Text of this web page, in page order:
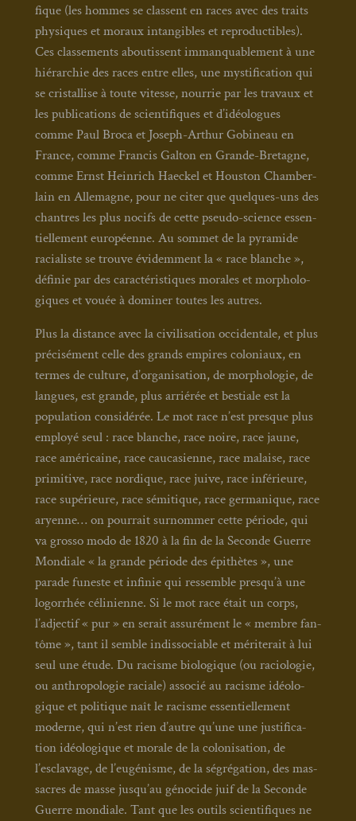
fique (les hommes se classent en races avec des traits
phy­siques et moraux intan­gibles et repro­duc­tibles).
Ces clas­se­ments abou­tissent imman­qua­ble­ment à une
hié­rar­chie des races entre elles, une mys­ti­fi­ca­tion qui
se cris­tal­lise à toute vitesse, nour­rie par les tra­vaux et
les publi­ca­tions de scien­ti­fiques et d’idéologues
comme Paul Bro­ca et Joseph-Arthur Gobi­neau en
France, comme Fran­cis Gal­ton en Grande-Bre­tagne,
comme Ernst Hein­rich Hae­ckel et Hous­ton Cham­ber­
lain en Alle­magne, pour ne citer que quelques-uns des
chantres les plus nocifs de cette pseu­do-science essen­
tiel­le­ment euro­péenne. Au som­met de la pyra­mide
racia­liste se trouve évi­dem­ment la « race blanche »,
défi­nie par des carac­té­ris­tiques morales et mor­pho­lo­
giques et vouée à domi­ner toutes les autres.
Plus la dis­tance avec la civi­li­sa­tion occi­den­tale, et plus
pré­ci­sé­ment celle des grands empires colo­niaux, en
termes de culture, d’organisation, de mor­pho­lo­gie, de
langues, est grande, plus arrié­rée et bes­tiale est la
popu­la­tion consi­dé­rée. Le mot race n’est presque plus
employé seul : race blanche, race noire, race jaune,
race amé­ri­caine, race cau­ca­sienne, race malaise, race
pri­mi­tive, race nor­dique, race juive, race infé­rieure,
race supé­rieure, race sémi­tique, race ger­ma­nique, race
aryenne… on pour­rait sur­nom­mer cette période, qui
va gros­so modo de 1820 à la fin de la Seconde Guerre
Mon­diale « la grande période des épi­thètes », une
parade funeste et infi­nie qui res­semble presqu’à une
logor­rhée céli­nienne. Si le mot race était un corps,
l’adjectif « pur » en serait assu­ré­ment le « membre fan­
tôme », tant il semble indis­so­ciable et méri­te­rait à lui
seul une étude. Du racisme bio­lo­gique (ou racio­lo­gie,
ou anthro­po­lo­gie raciale) asso­cié au racisme idéo­lo­
gique et poli­tique naît le racisme essen­tiel­le­ment
moderne, qui n’est rien d’autre qu’une une jus­ti­fi­ca­
tion idéo­lo­gique et morale de la colo­ni­sa­tion, de
l’esclavage, de l’eugénisme, de la ségré­ga­tion, des mas­
sacres de masse jusqu’au géno­cide juif de la Seconde
Guerre mon­diale. Tant que les outils scien­ti­fiques ne